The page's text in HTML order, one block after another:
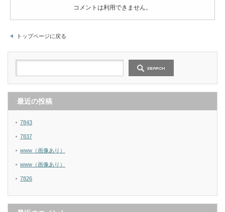
コメントは利用できません。
トップページに戻る
最近の投稿
7843
7837
www（画像あり）
www（画像あり）
7826